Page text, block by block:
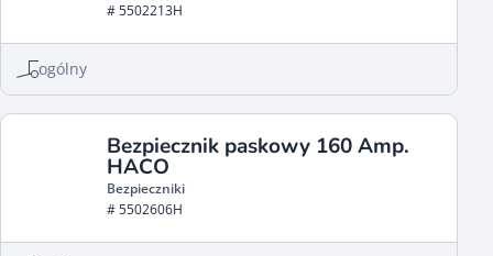
# 5502213H
ogólny
Bezpiecznik paskowy 160 Amp.
HACO
Bezpieczniki
# 5502606H